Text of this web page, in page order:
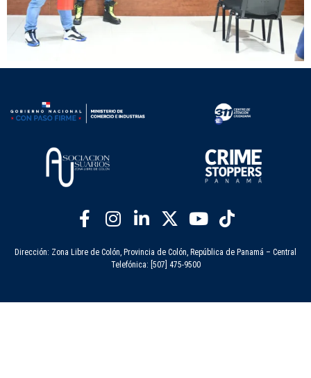
Dirección: Zona Libre de Colón, Provincia de Colón, República de Panamá – Central
Telefónica: [507] 475-9500